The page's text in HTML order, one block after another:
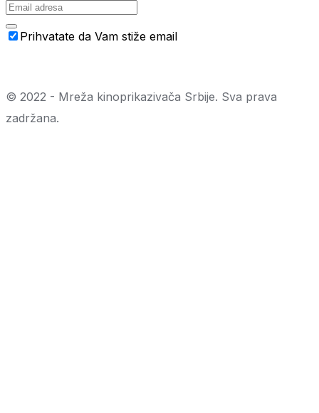
Prihvatate da Vam stiže email
© 2022 - Mreža kinoprikazivača Srbije. Sva prava
zadržana.